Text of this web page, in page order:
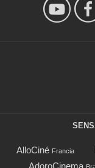
AlloCiné Francia
AdoroCinema